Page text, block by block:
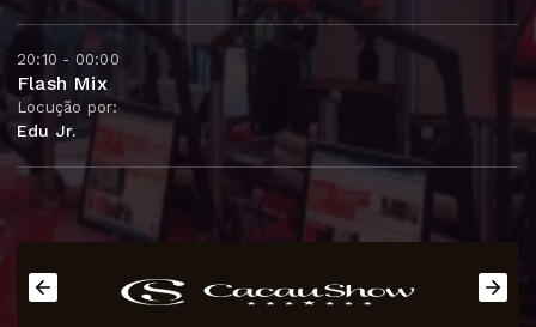
20:10 - 00:00
Flash Mix
Locução por:
Edu Jr.